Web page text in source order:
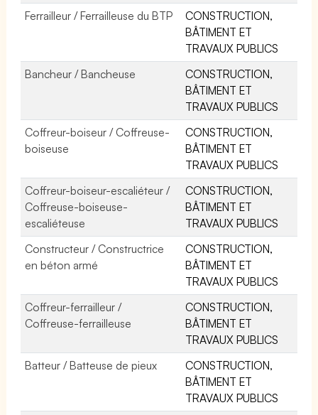
Ferrailleur / Ferrailleuse du BTP
CONSTRUCTION,
BÂTIMENT ET
TRAVAUX PUBLICS
Bancheur / Bancheuse
CONSTRUCTION,
BÂTIMENT ET
TRAVAUX PUBLICS
Coffreur-boiseur / Coffreuse-
boiseuse
CONSTRUCTION,
BÂTIMENT ET
TRAVAUX PUBLICS
Coffreur-boiseur-escaliéteur /
Coffreuse-boiseuse-
escaliéteuse
CONSTRUCTION,
BÂTIMENT ET
TRAVAUX PUBLICS
Constructeur / Constructrice
en béton armé
CONSTRUCTION,
BÂTIMENT ET
TRAVAUX PUBLICS
Coffreur-ferrailleur /
Coffreuse-ferrailleuse
CONSTRUCTION,
BÂTIMENT ET
TRAVAUX PUBLICS
Batteur / Batteuse de pieux
CONSTRUCTION,
BÂTIMENT ET
TRAVAUX PUBLICS